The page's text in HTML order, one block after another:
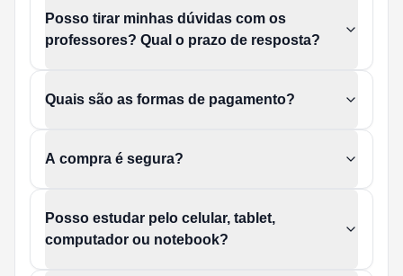
Posso tirar minhas dúvidas com os
professores? Qual o prazo de resposta?
Quais são as formas de pagamento?
A compra é segura?
Posso estudar pelo celular, tablet,
computador ou notebook?